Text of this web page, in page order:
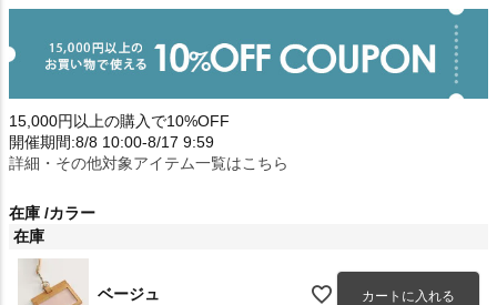
15,000円以上の購入で10%OFF
開催期間:8/8 10:00-8/17 9:59
詳細・その他対象アイテム一覧はこちら
在庫 カラー
在庫
ベージュ カートに入れる